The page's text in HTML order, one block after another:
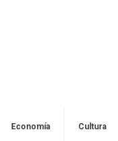
Economía Cultura